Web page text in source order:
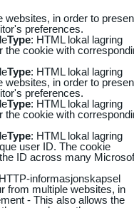
websites, in order to
preferences.
Type: HTML lokal lagring
the cookie with
Type: HTML lokal lagring
websites, in order to
preferences.
Type: HTML lokal lagring
the cookie with
Type: HTML lokal lagring
user ID. The cookie
ID across many
informasjonskapsel
from multiple websites, in
- This also allows the